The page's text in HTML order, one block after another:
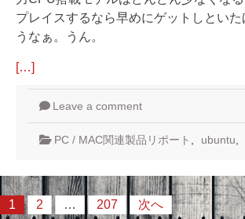
プレイスするなら早めにゲットしとい
うなぁ。うん。
[…]
Leave a comment
PC / MAC関連製品リポート ubuntu
投
1 2 … 207 次へ